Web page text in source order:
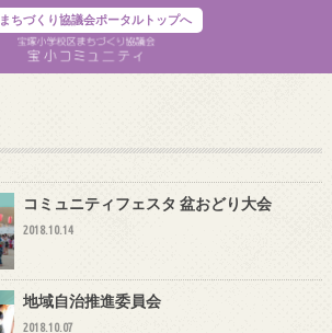
まちづくり協議会ポータルトップへ
コミュニティフェスタ 盆おどり大会
2018.10.14
地域自治推進委員会
2018.10.07